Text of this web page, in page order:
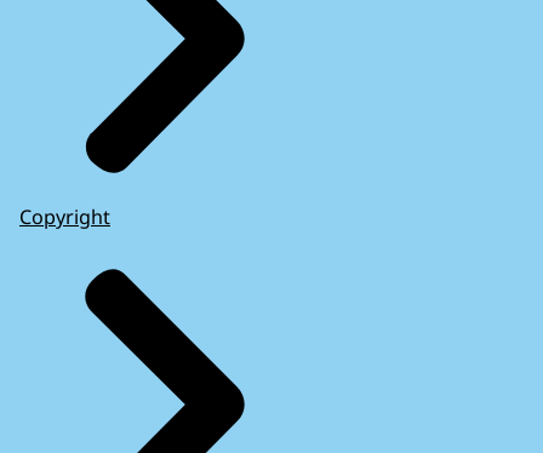
Copyright